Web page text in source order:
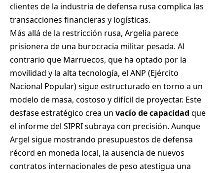
clientes de la industria de defensa rusa complica las
transacciones financieras y logísticas.
Más allá de la restricción rusa, Argelia parece
prisionera de una burocracia militar pesada. Al
contrario que Marruecos, que ha optado por la
movilidad y la alta tecnología, el ANP (Ejército
Nacional Popular) sigue estructurado en torno a un
modelo de masa, costoso y difícil de proyectar. Este
desfase estratégico crea un vacío de capacidad que
el informe del SIPRI subraya con precisión. Aunque
Argel sigue mostrando presupuestos de defensa
récord en moneda local, la ausencia de nuevos
contratos internacionales de peso atestigua una